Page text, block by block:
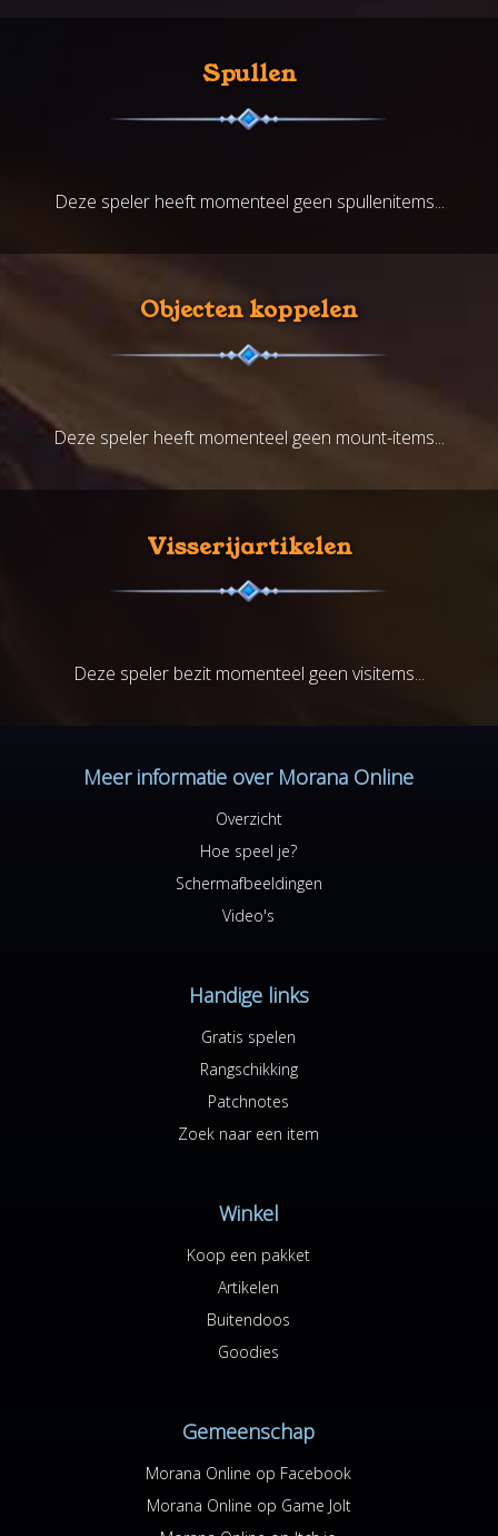
Spullen
Deze speler heeft momenteel geen spullenitems...
Objecten koppelen
Deze speler heeft momenteel geen mount-items...
Visserijartikelen
Deze speler bezit momenteel geen visitems...
Meer informatie over Morana Online
Overzicht
Hoe speel je?
Schermafbeeldingen
Video's
Handige links
Gratis spelen
Rangschikking
Patchnotes
Zoek naar een item
Winkel
Koop een pakket
Artikelen
Buitendoos
Goodies
Gemeenschap
Morana Online op Facebook
Morana Online op Game Jolt